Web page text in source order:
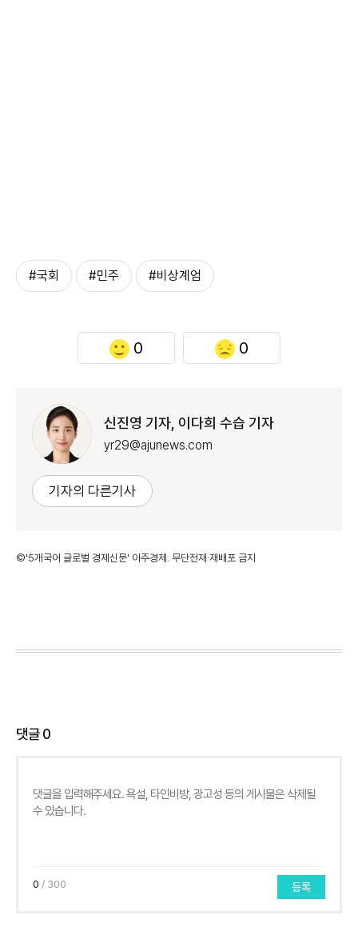
#국회 #민주 #비상계엄
0 0
신진영 기자, 이다희 수습 기자
yr29@ajunews.com
기자의 다른기사
©'5개국어 글로벌 경제신문' 아주경제. 무단전재·재배포 금지
댓글0
0 / 300 등록